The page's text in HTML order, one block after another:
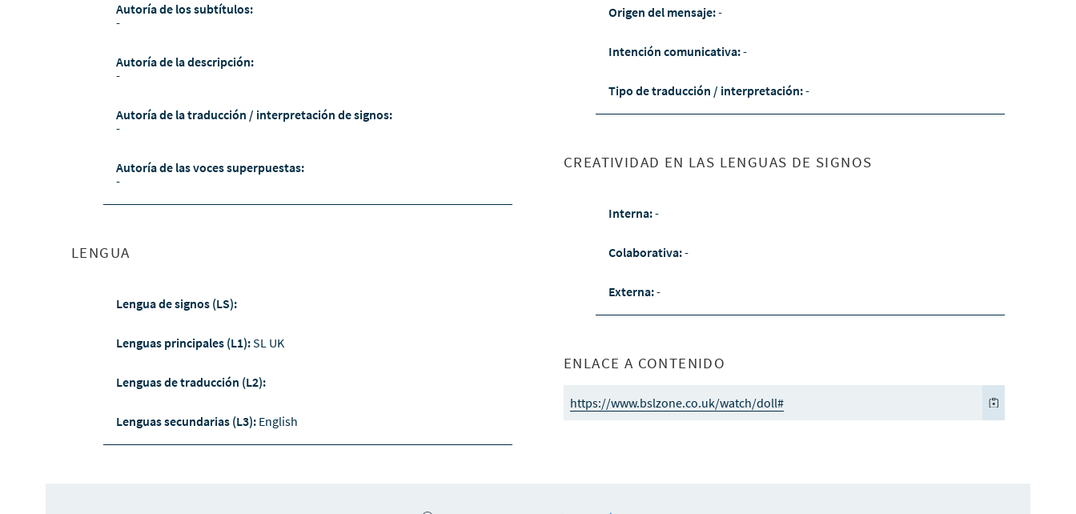
Autoría de los subtítulos:
-
Autoría de la descripción:
-
Autoría de la traducción / interpretación de signos:
-
Autoría de las voces superpuestas:
-
LENGUA
Lengua de signos (LS):
Lenguas principales (L1):SL UK
Lenguas de traducción (L2):
Lenguas secundarias (L3): English
Origen del mensaje:-
Intención comunicativa:-
Tipo de traducción / interpretación:-
CREATIVIDAD EN LAS LENGUAS DE SIGNOS
Interna:-
Colaborativa:-
Externa:-
ENLACE A CONTENIDO
https://www.bslzone.co.uk/watch/doll#